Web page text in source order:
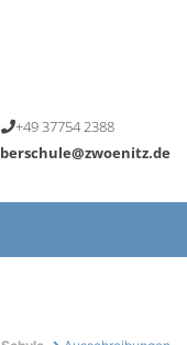
+49 37754 2388